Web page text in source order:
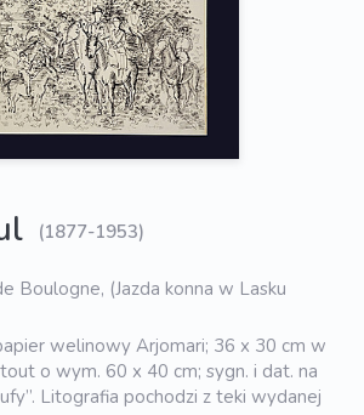
(1877-1953)
Boulogne, (Jazda konna w Lasku
welinowy Arjomari; 36 x 30 cm w
o wym. 60 x 40 cm; sygn. i dat. na
Litografia pochodzi z teki wydanej